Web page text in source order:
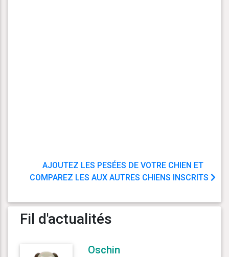
AJOUTEZ LES PESÉES DE VOTRE CHIEN ET
COMPAREZ LES AUX AUTRES CHIENS INSCRITS
Fil d'actualités
Oschin